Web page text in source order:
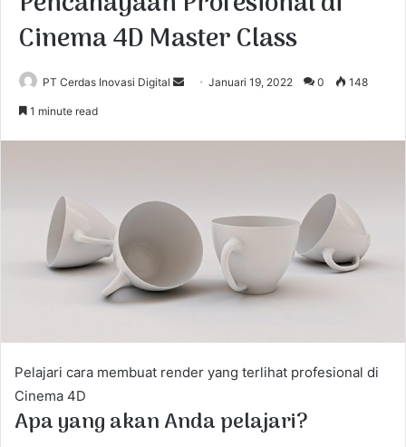
Cinema 4D Master Class
PT Cerdas Inovasi Digital
e
i
l
Januari 19, 2022 0 148
1 minute read
Pelajari cara membuat render yang terlihat profesional di
Cinema 4D
Apa yang akan Anda pelajari?